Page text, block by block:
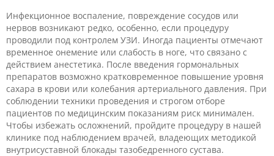
Инфекционное воспаление, повреждение сосудов или
нервов возникают редко, особенно, если процедуру
проводили под контролем УЗИ. Иногда пациенты отмечают
временное онемение или слабость в ноге, что связано с
действием анестетика. После введения гормональных
препаратов возможно кратковременное повышение уровня
сахара в крови или колебания артериального давления. При
соблюдении техники проведения и строгом отборе
пациентов по медицинским показаниям риск минимален.
Чтобы избежать осложнений, пройдите процедуру в нашей
клинике под наблюдением врачей, владеющих методикой
внутрисуставной блокады тазобедренного сустава.